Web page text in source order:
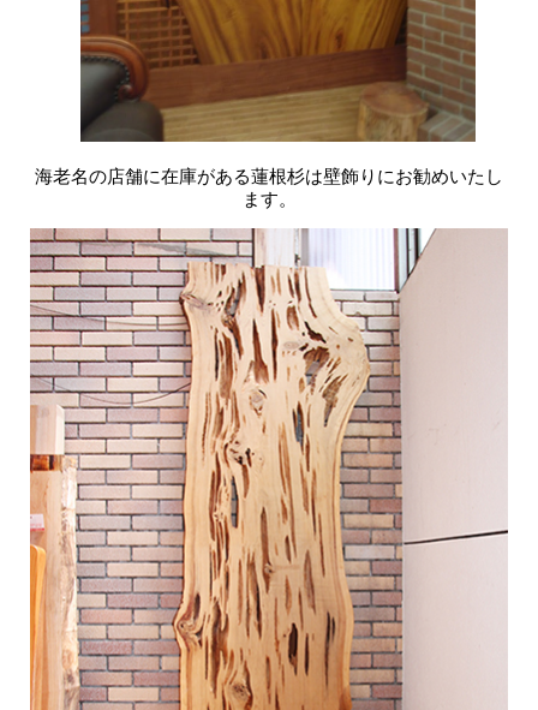
海老名の店舗に在庫がある蓮根杉は壁飾りにお勧めいたし
ます。